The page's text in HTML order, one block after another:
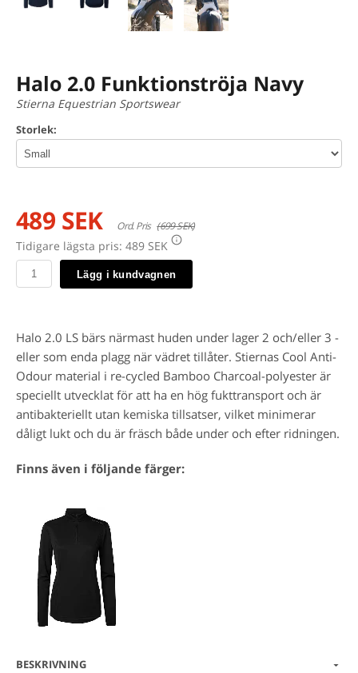
Halo 2.0 Funktionströja Navy
Stierna Equestrian Sportswear
Storlek:
489 SEK Ord. Pris (699 SEK)
Tidigare lägsta pris: 489 SEK
Lägg i kundvagnen
Halo 2.0 LS bärs närmast huden under lager 2 och/eller 3 -
eller som enda plagg när vädret tillåter. Stiernas Cool Anti-
Odour material i re-cycled Bamboo Charcoal-polyester är
speciellt utvecklat för att ha en hög fukttransport och är
antibakteriellt utan kemiska tillsatser, vilket minimerar
dåligt lukt och du är fräsch både under och efter ridningen.
Finns även i följande färger:
BESKRIVNING